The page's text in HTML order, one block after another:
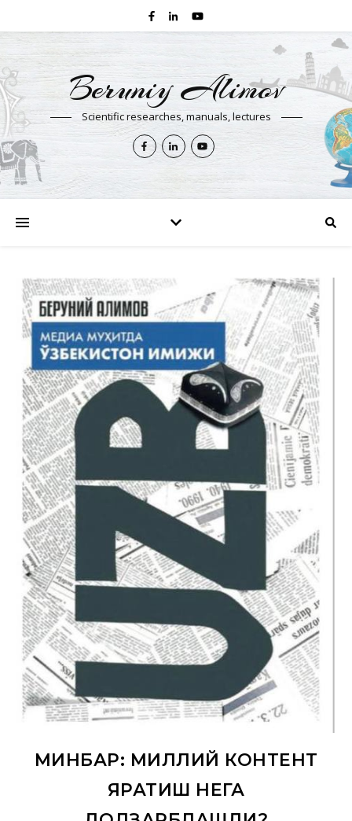
Beruniy Alimov
Scientific researches, manuals, lectures
МИНБАР: МИЛЛИЙ КОНТЕНТ
ЯРАТИШ НЕГА